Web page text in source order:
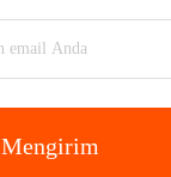
Mengirim